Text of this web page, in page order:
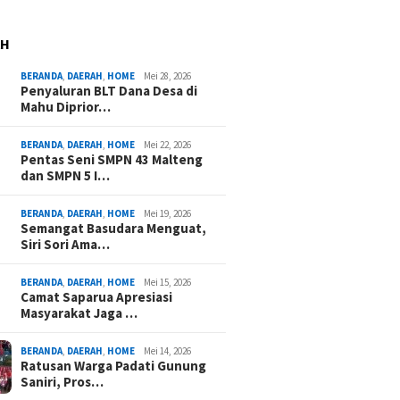
BERANDA, DAERAH, HOME Mei 28, 2026
Penyaluran BLT Dana Desa di
Mahu Diprior…
BERANDA, DAERAH, HOME Mei 22, 2026
Pentas Seni SMPN 43 Malteng
dan SMPN 5 I…
BERANDA, DAERAH, HOME Mei 19, 2026
Semangat Basudara Menguat,
Siri Sori Ama…
BERANDA, DAERAH, HOME Mei 15, 2026
Camat Saparua Apresiasi
Masyarakat Jaga …
BERANDA, DAERAH, HOME Mei 14, 2026
Ratusan Warga Padati Gunung
Saniri, Pros…